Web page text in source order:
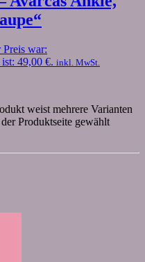
war:
49,00 €. inkl. MwSt.
weist mehrere Varianten
Produktseite gewählt